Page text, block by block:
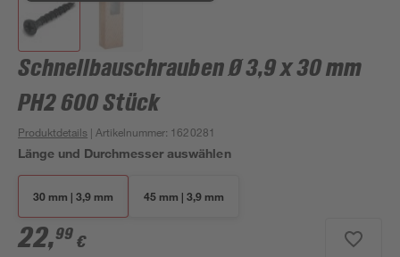
Schnellbauschrauben Ø 3,9 x 30 mm
PH2 600 Stück
Produktdetails | Artikelnummer: 1620281
Länge und Durchmesser auswählen
30 mm | 3,9 mm 45 mm | 3,9 mm
22,99 €